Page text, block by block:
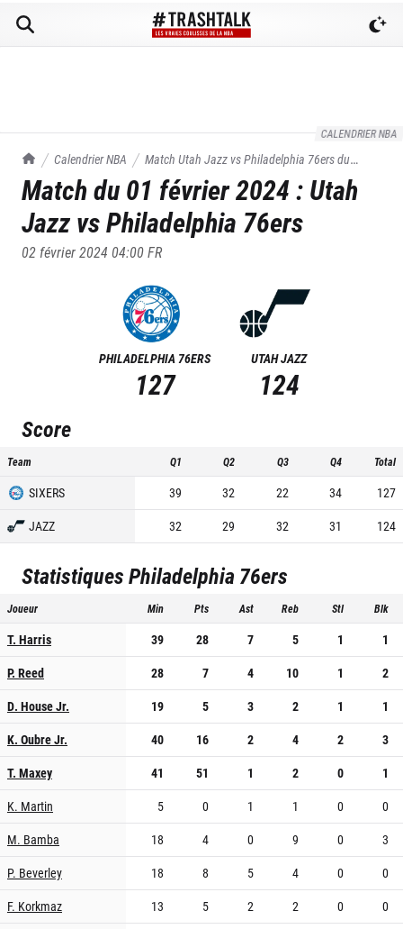
CALENDRIER NBA
TrashTalk Actu NBA
Calendrier NBA Match Utah Jazz vsPhiladelphia 76ersdu
01/02/2024
Match du 01 février 2024 : Utah
Jazz vsPhiladelphia 76ers
02 février 2024 04:00FR
PHILADELPHIA 76ERS
127
UTAH JAZZ
124
Score
Team Q1 Q2 Q3 Q4 Total
SIXERS 39 32 22 34
127
JAZZ
32 29 32 31 124
StatistiquesPhiladelphia 76ers
Joueur Min Pts Ast Reb Stl Blk
T. Harris 39 28 7 5 1
1
P. Reed
28 7 4 10 1
2
D. House Jr.
19 5 3 2 1
1
K. Oubre Jr.
40 16 2 4 2
3
T. Maxey
41 51 1 2 0
1
K. Martin
5 0 1 1 0
0
M. Bamba
18 4 0 9 0
3
P. Beverley
18 8 5 4 0
0
F. Korkmaz
13 5 2 2 0
0